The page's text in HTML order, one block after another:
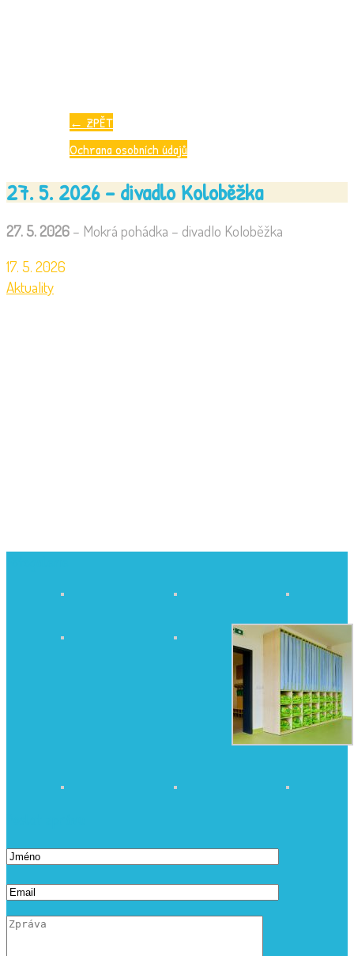
← ZPĚT
Ochrana osobních údajů
27. 5. 2026 – divadlo Koloběžka
27. 5. 2026 – Mokrá pohádka – divadlo Koloběžka
17. 5. 2026
Aktuality